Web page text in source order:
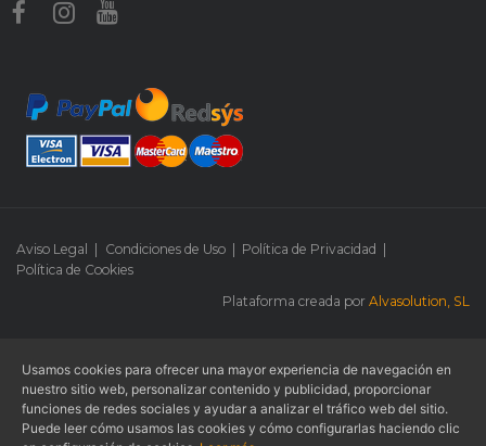
Aviso Legal Condiciones de Uso Política de Privacidad
Política de Cookies
Plataforma creada por Alvasolution, SL
© 2026 -Lacasa Litner Learning- Todos los derechos reservados.
Métodos de pago aceptados:
Usamos cookies para ofrecer una mayor experiencia de navegación en
nuestro sitio web, personalizar contenido y publicidad, proporcionar
funciones de redes sociales y ayudar a analizar el tráfico web del sitio.
Puede leer cómo usamos las cookies y cómo configurarlas haciendo clic